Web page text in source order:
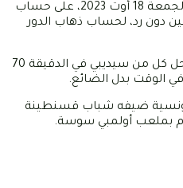
أبطال إفريقيا عقب فوزه اليوم الجمعة 18 أوت 2023، على حساب
رد، لحساب ذهاب الدور
وسجل هدفا لنادي جوهرة الساحل كل من سيديبي في الدقيقة 70
الوقت بدل الضائع.
ضيفه شباب قسنطينة
بملعب أولمبي سوسة.